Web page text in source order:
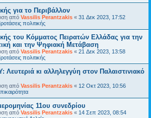
για το Περιβάλλον
από Vassilis Perantzakis « 31 Δεκ 2023, 17:52
πολιτικής
του Κόμματος Πειρατών Ελλάδας για την
και την Ψηφιακή Μετάβαση
από Vassilis Perantzakis « 21 Δεκ 2023, 13:58
πολιτικής
κι αλληλεγγύη στον Παλαιστινιακό
από Vassilis Perantzakis « 12 Οκτ 2023, 10:56
11ου συνεδρίου
από Vassilis Perantzakis « 14 Σεπ 2023, 08:54